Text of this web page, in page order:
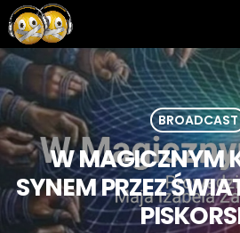
BROADCAST
W MAGICZNYM
SYNEM PRZEZ